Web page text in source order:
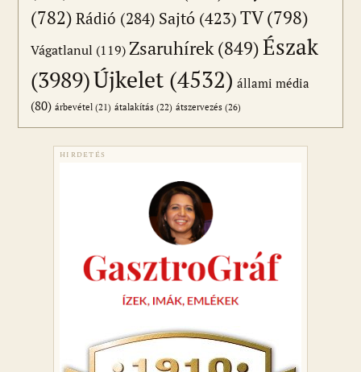
(782) Rádió (284) Sajtó (423)TV(798)
Vágatlanul (119) Zsaruhírek (849)Észak
(3989)Újkelet (4532) állami média
(80) árbevétel (21) átalakítás (22) átszervezés (26)
HIRDETÉS